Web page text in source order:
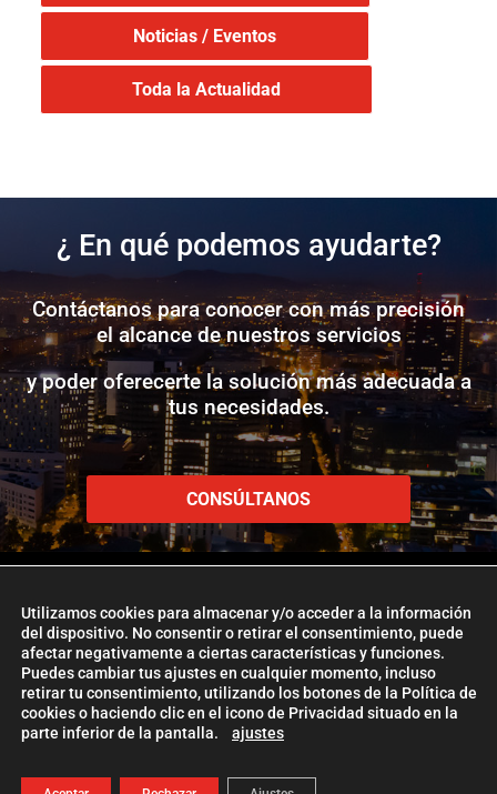
Noticias / Eventos
Toda la Actualidad
¿ En qué podemos ayudarte?
Contáctanos para conocer con más precisión
el alcance de nuestros servicios
y poder oferecerte la solución más adecuada a
tus necesidades.
CONSÚLTANOS
www.etlglobaladd.com
Copyright 2024 © ETL GLOBAL ADD
La Firma ETL Global|Política de Cookies
Utilizamos cookies para almacenar y/o acceder a la información
del dispositivo. No consentir o retirar el consentimiento, puede
afectar negativamente a ciertas características y funciones.
Puedes cambiar tus ajustes en cualquier momento, incluso
retirar tu consentimiento, utilizando los botones de la Política de
cookies o haciendo clic en el icono de Privacidad situado en la
parte inferior de la pantalla. ajustes